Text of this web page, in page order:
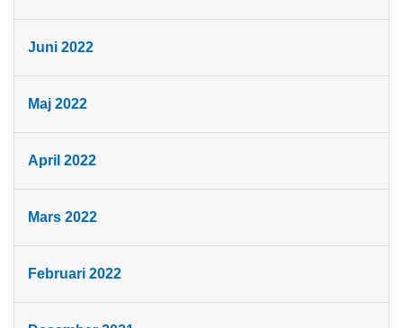
Juni 2022
Maj 2022
April 2022
Mars 2022
Februari 2022